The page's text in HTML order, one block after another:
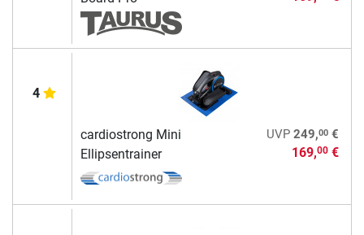
4
cardiostrong Mini
Ellipsentrainer
UVP 249,00€
169,00€